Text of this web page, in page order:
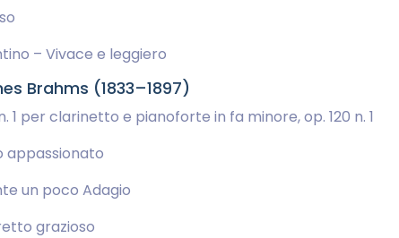
– Vivace e leggiero
Brahms (1833–1897)
1 per clarinetto e pianoforte in fa minore, op. 120 n. 1
appassionato
un poco Adagio
grazioso